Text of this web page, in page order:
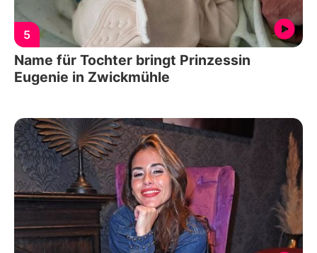
5
Name für Tochter bringt Prinzessin
Eugenie in Zwickmühle